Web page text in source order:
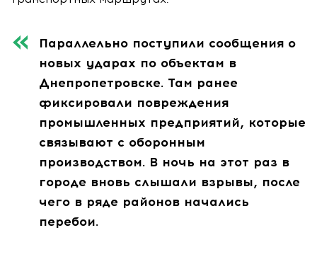
Параллельно поступили сообщения о
новых ударах по объектам в
Днепропетровске. Там ранее
фиксировали повреждения
промышленных предприятий, которые
связывают с оборонным
производством. В ночь на этот раз в
городе вновь слышали взрывы, после
чего в ряде районов начались
перебои.